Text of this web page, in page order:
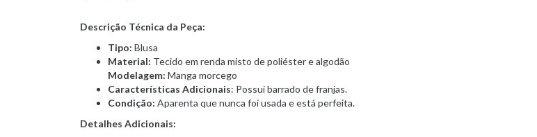
Descrição Técnica da Peça:
Tipo: Blusa
Material: Tecido em renda misto de poliéster e algodão
Modelagem: Manga morcego
Características Adicionais: Possui barrado de franjas.
Condição: Aparenta que nunca foi usada e está perfeita.
Detalhes Adicionais: